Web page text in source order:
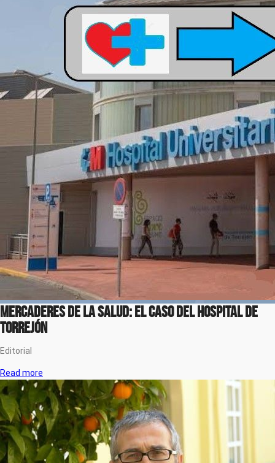
Mercaderes de la salud: el caso del Hospital de
Torrejón
Editorial
Read more